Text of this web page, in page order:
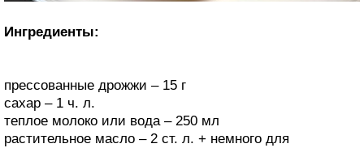
Ингредиенты:
прессованные дрожжи – 15 г
сахар – 1 ч. л.
теплое молоко или вода – 250 мл
растительное масло – 2 ст. л. + немного для